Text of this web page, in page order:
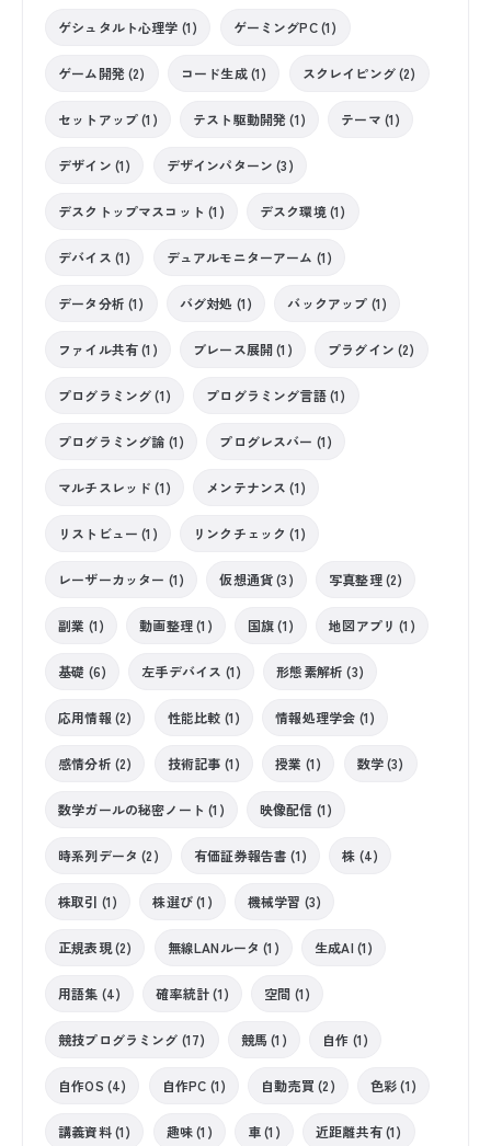
ゲシュタルト心理学 (1) ゲーミングPC (1)
ゲーム開発 (2) コード生成 (1) スクレイピング (2)
セットアップ (1) テスト駆動開発 (1) テーマ (1)
デザイン (1) デザインパターン (3)
デスクトップマスコット (1) デスク環境 (1)
デバイス (1) デュアルモニターアーム (1)
データ分析 (1) バグ対処 (1) バックアップ (1)
ファイル共有 (1) ブレース展開 (1) プラグイン (2)
プログラミング (1) プログラミング言語 (1)
プログラミング論 (1) プログレスバー (1)
マルチスレッド (1) メンテナンス (1)
リストビュー (1) リンクチェック (1)
レーザーカッター (1) 仮想通貨 (3) 写真整理 (2)
副業 (1) 動画整理 (1) 国旗 (1) 地図アプリ (1)
基礎 (6) 左手デバイス (1) 形態素解析 (3)
応用情報 (2) 性能比較 (1) 情報処理学会 (1)
感情分析 (2) 技術記事 (1) 授業 (1) 数学 (3)
数学ガールの秘密ノート (1) 映像配信 (1)
時系列データ (2) 有価証券報告書 (1) 株 (4)
株取引 (1) 株選び (1) 機械学習 (3)
正規表現 (2) 無線LANルータ (1) 生成AI (1)
用語集 (4) 確率統計 (1) 空間 (1)
競技プログラミング (17) 競馬 (1) 自作 (1)
自作OS (4) 自作PC (1) 自動売買 (2) 色彩 (1)
講義資料 (1) 趣味 (1) 車 (1) 近距離共有 (1)